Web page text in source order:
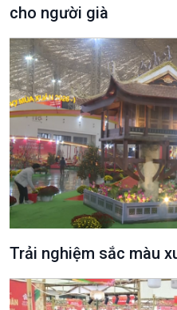
Podcast
cho người già
Trải nghiệm sắc màu